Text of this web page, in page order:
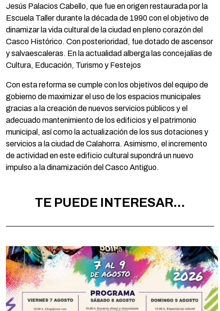
Jesús Palacios Cabello, que fue en origen restaurada por la
Escuela Taller durante la década de 1990 con el objetivo de
dinamizar la vida cultural de la ciudad en pleno corazón del
Casco Histórico. Con posterioridad, fue dotado de ascensor
y salvaescaleras. En la actualidad alberga las concejalías de
Cultura, Educación, Turismo y Festejos
Con esta reforma se cumple con los objetivos del equipo de
gobierno de maximizar el uso de los espacios municipales
gracias a la creación de nuevos servicios públicos y el
adecuado mantenimiento de los edificios y el patrimonio
municipal, así como la actualización de los sus dotaciones y
servicios a la ciudad de Calahorra. Asimismo, el incremento
de actividad en este edificio cultural supondrá un nuevo
impulso a la dinamización del Casco Antiguo.
TE PUEDE INTERESAR...